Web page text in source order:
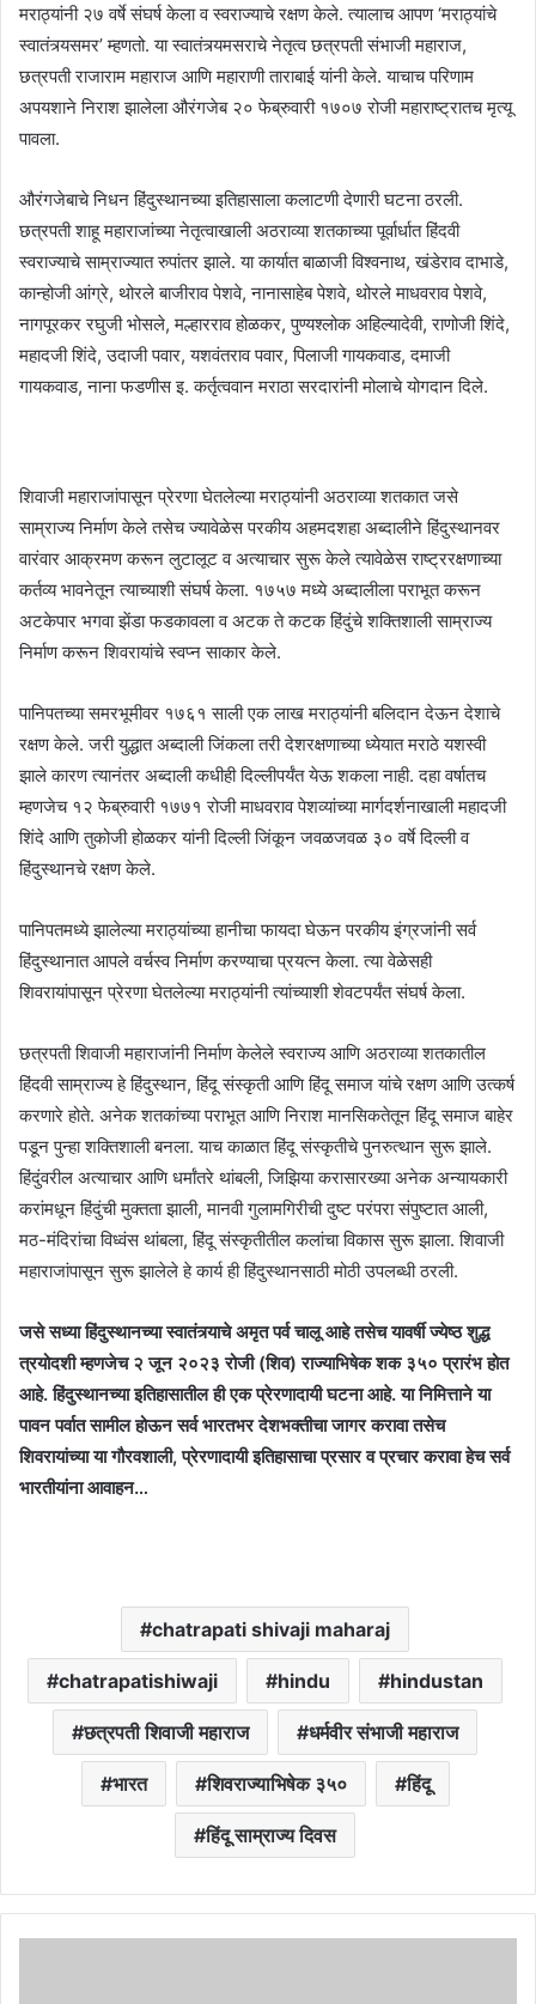
मराठ्यांनी २७ वर्षे संघर्ष केला व स्वराज्याचे रक्षण केले. त्यालाच आपण ‘मराठ्यांचे
स्वातंत्र्यसमर’ म्हणतो. या स्वातंत्र्यमसराचे नेतृत्व छत्रपती संभाजी महाराज,
छत्रपती राजाराम महाराज आणि महाराणी ताराबाई यांनी केले. याचाच परिणाम
अपयशाने निराश झालेला औरंगजेब २० फेब्रुवारी १७०७ रोजी महाराष्ट्रातच मृत्यू
पावला.
औरंगजेबाचे निधन हिंदुस्थानच्या इतिहासाला कलाटणी देणारी घटना ठरली.
छत्रपती शाहू महाराजांच्या नेतृत्वाखाली अठराव्या शतकाच्या पूर्वार्धात हिंदवी
स्वराज्याचे साम्राज्यात रुपांतर झाले. या कार्यात बाळाजी विश्वनाथ, खंडेराव दाभाडे,
कान्होजी आंग्रे, थोरले बाजीराव पेशवे, नानासाहेब पेशवे, थोरले माधवराव पेशवे,
नागपूरकर रघुजी भोसले, मल्हारराव होळकर, पुण्यश्लोक अहिल्यादेवी, राणोजी शिंदे,
महादजी शिंदे, उदाजी पवार, यशवंतराव पवार, पिलाजी गायकवाड, दमाजी
गायकवाड, नाना फडणीस इ. कर्तृत्ववान मराठा सरदारांनी मोलाचे योगदान दिले.
शिवाजी महाराजांपासून प्रेरणा घेतलेल्या मराठ्यांनी अठराव्या शतकात जसे
साम्राज्य निर्माण केले तसेच ज्यावेळेस परकीय अहमदशहा अब्दालीने हिंदुस्थानवर
वारंवार आक्रमण करून लुटालूट व अत्याचार सुरू केले त्यावेळेस राष्ट्ररक्षणाच्या
कर्तव्य भावनेतून त्याच्याशी संघर्ष केला. १७५७ मध्ये अब्दालीला पराभूत करून
अटकेपार भगवा झेंडा फडकावला व अटक ते कटक हिंदुंचे शक्तिशाली साम्राज्य
निर्माण करून शिवरायांचे स्वप्न साकार केले.
पानिपतच्या समरभूमीवर १७६१ साली एक लाख मराठ्यांनी बलिदान देऊन देशाचे
रक्षण केले. जरी युद्धात अब्दाली जिंकला तरी देशरक्षणाच्या ध्येयात मराठे यशस्वी
झाले कारण त्यानंतर अब्दाली कधीही दिल्लीपर्यंत येऊ शकला नाही. दहा वर्षातच
म्हणजेच १२ फेब्रुवारी १७७१ रोजी माधवराव पेशव्यांच्या मार्गदर्शनाखाली महादजी
शिंदे आणि तुकोजी होळकर यांनी दिल्ली जिंकून जवळजवळ ३० वर्षे दिल्ली व
हिंदुस्थानचे रक्षण केले.
पानिपतमध्ये झालेल्या मराठ्यांच्या हानीचा फायदा घेऊन परकीय इंग्रजांनी सर्व
हिंदुस्थानात आपले वर्चस्व निर्माण करण्याचा प्रयत्न केला. त्या वेळेसही
शिवरायांपासून प्रेरणा घेतलेल्या मराठ्यांनी त्यांच्याशी शेवटपर्यंत संघर्ष केला.
छत्रपती शिवाजी महाराजांनी निर्माण केलेले स्वराज्य आणि अठराव्या शतकातील
हिंदवी साम्राज्य हे हिंदुस्थान, हिंदू संस्कृती आणि हिंदू समाज यांचे रक्षण आणि उत्कर्ष
करणारे होते. अनेक शतकांच्या पराभूत आणि निराश मानसिकतेतून हिंदू समाज बाहेर
पडून पुन्हा शक्तिशाली बनला. याच काळात हिंदू संस्कृतीचे पुनरुत्थान सुरू झाले.
हिंदुंवरील अत्याचार आणि धर्मांतरे थांबली, जिझिया करासारख्या अनेक अन्यायकारी
करांमधून हिंदुंची मुक्तता झाली, मानवी गुलामगिरीची दुष्ट परंपरा संपुष्टात आली,
मठ-मंदिरांचा विध्वंस थांबला, हिंदू संस्कृतीतील कलांचा विकास सुरू झाला. शिवाजी
महाराजांपासून सुरू झालेले हे कार्य ही हिंदुस्थानसाठी मोठी उपलब्धी ठरली.
जसे सध्या हिंदुस्थानच्या स्वातंत्र्याचे अमृत पर्व चालू आहे तसेच यावर्षी ज्येष्ठ शुद्ध
त्रयोदशी म्हणजेच २ जून २०२३ रोजी (शिव) राज्याभिषेक शक ३५० प्रारंभ होत
आहे. हिंदुस्थानच्या इतिहासातील ही एक प्रेरणादायी घटना आहे. या निमित्ताने या
पावन पर्वात सामील होऊन सर्व भारतभर देशभक्तीचा जागर करावा तसेच
शिवरायांच्या या गौरवशाली, प्रेरणादायी इतिहासाचा प्रसार व प्रचार करावा हेच सर्व
भारतीयांना आवाहन…
chatrapati shivaji maharaj
chatrapatishiwaji hindu hindustan
छत्रपती शिवाजी महाराज धर्मवीर संभाजी महाराज
भारत शिवराज्याभिषेक ३५० हिंदू
हिंदू साम्राज्य दिवस